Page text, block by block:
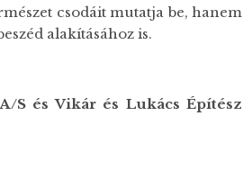
csodáit mutatja be, hanem
alakításához is.
S és Vikár és Lukács Építész